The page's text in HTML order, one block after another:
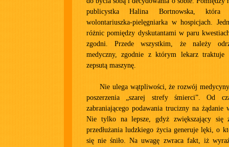
publicystka Halina Bortnowska, która
wolontariuszka-pielęgniarka w hospicjach.
różnic pomiędzy dyskutantami w paru
zgodni. Przede wszystkim, że należy
medyczny, zgodnie z którym lekarz traktuje
zepsutą maszynę.
Nie ulega wątpliwości, że rozwój
poszerzenia „szarej strefy śmierci”. Od
zabraniającego podawania trucizny na żądanie
Nie tylko na lepsze, gdyż zwiększający się
przedłużania ludzkiego życia generuje lęki, o
się nie śniło. Na uwagę zwraca fakt, iż